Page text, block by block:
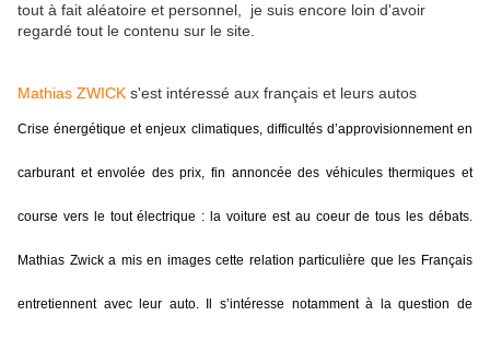
tout à fait aléatoire et personnel, je suis encore loin d'avoir
regardé tout le contenu sur le site.
Mathias ZWICK s'est intéressé aux français et leurs autos
Crise énergétique et enjeux climatiques, difficultés d’approvisionnement en
carburant et envolée des prix, fin annoncée des véhicules thermiques et
course vers le tout électrique : la voiture est au coeur de tous les débats.
Mathias Zwick a mis en images cette relation particulière que les Français
entretiennent avec leur auto. Il s’intéresse notamment à la question de